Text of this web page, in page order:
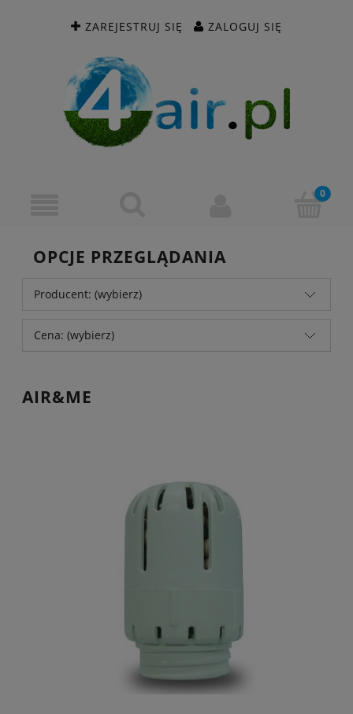
ZAREJESTRUJ SIĘ ZALOGUJ SIĘ
OPCJE PRZEGLĄDANIA
Producent: (wybierz)
Cena: (wybierz)
AIR&ME